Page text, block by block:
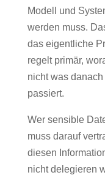
Modell und
werden muss.
das eigentliche
regelt primär,
nicht was
passiert.
Wer sensible
muss darauf
diesen
nicht delegieren